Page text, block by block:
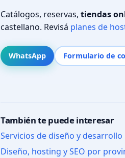
Catálogos, reservas, tiendas
castellano. Revisá planes de
WhatsApp Formulario de
También te puede interesar
Servicios de diseño y
Diseño, hosting y SEO por